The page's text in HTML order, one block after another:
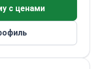
и сложные
с ценами